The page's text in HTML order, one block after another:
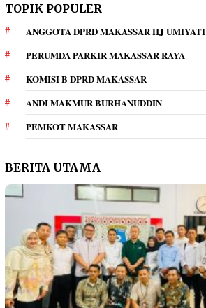
TOPIK POPULER
ANGGOTA DPRD MAKASSAR HJ UMIYATI
PERUMDA PARKIR MAKASSAR RAYA
KOMISI B DPRD MAKASSAR
ANDI MAKMUR BURHANUDDIN
PEMKOT MAKASSAR
BERITA UTAMA